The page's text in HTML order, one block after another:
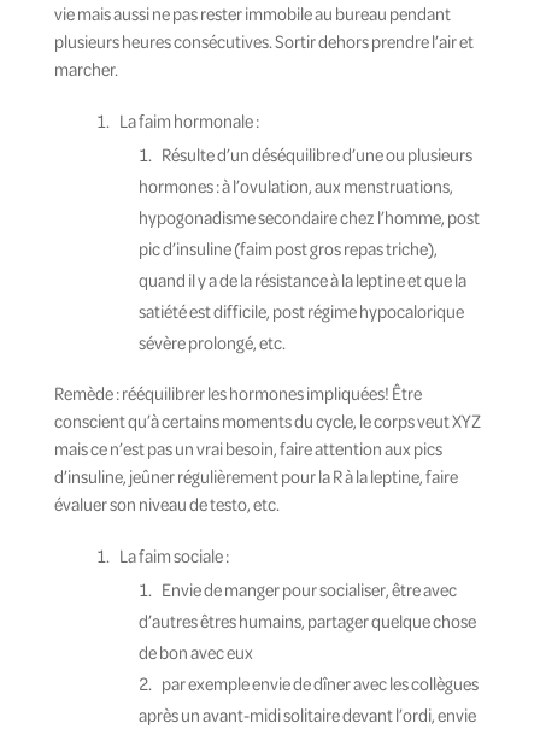
vie mais aussi ne pas rester immobile au bureau pendant
plusieurs heures consécutives. Sortir dehors prendre l’air et
marcher.
La faim hormonale :
Résulte d’un déséquilibre d’une ou plusieurs
hormones : à l’ovulation, aux menstruations,
hypogonadisme secondaire chez l’homme, post
pic d’insuline (faim post gros repas triche),
quand il y a de la résistance à la leptine et que la
satiété est difficile, post régime hypocalorique
sévère prolongé, etc.
Remède : rééquilibrer les hormones impliquées! Être
conscient qu’à certains moments du cycle, le corps veut XYZ
mais ce n’est pas un vrai besoin, faire attention aux pics
d’insuline, jeûner régulièrement pour la R à la leptine, faire
évaluer son niveau de testo, etc.
La faim sociale :
Envie de manger pour socialiser, être avec
d’autres êtres humains, partager quelque chose
de bon avec eux
par exemple envie de dîner avec les collègues
après un avant-midi solitaire devant l’ordi, envie